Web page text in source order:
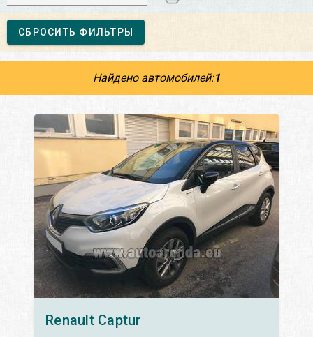
СБРОСИТЬ ФИЛЬТРЫ
Найдено автомобилей:1
Renault Captur